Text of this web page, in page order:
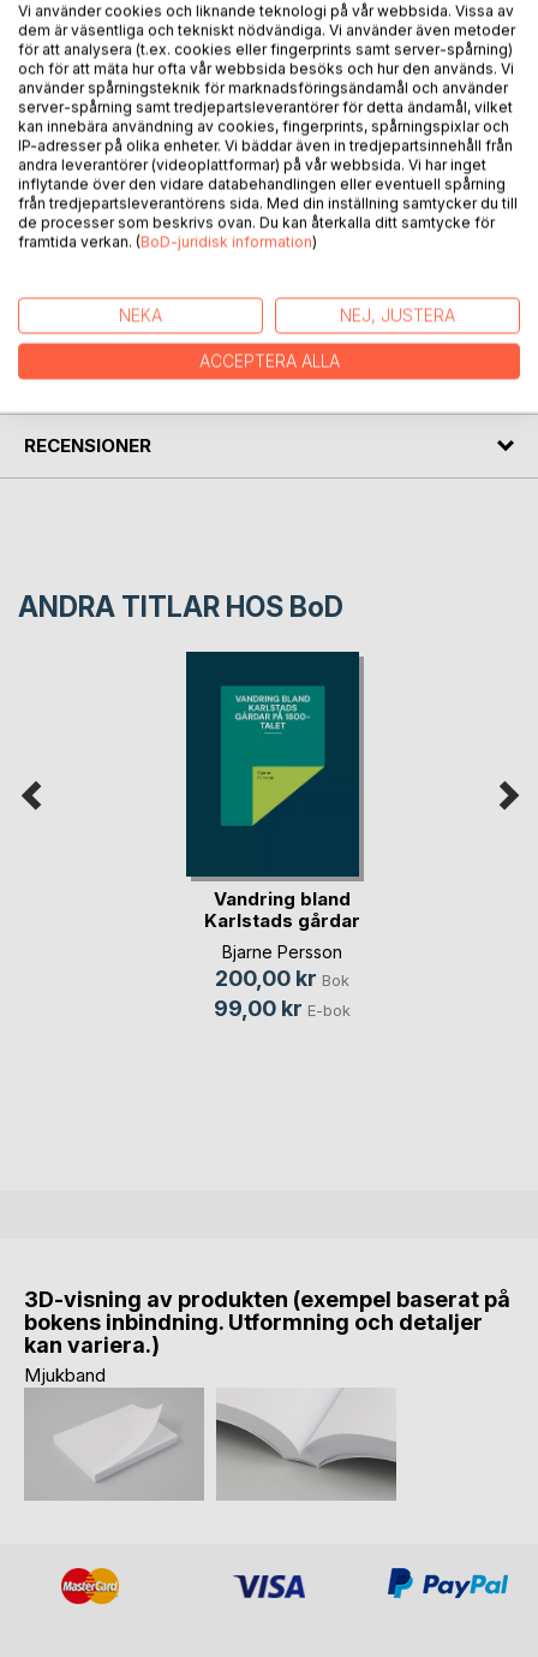
BESKRIVNING
Denna bok utgör en del av min planerade bokutgivning om
mina skogsfinska anor.
Här beskrivs nybyggare i Hedmark fylke och deras
ättlingar, såsom Räisäinen, Raatikainen, Vappuinen, Mullikka,
Purainen, Liitiäinen och Tossavainen.
FÖRFATTARE
KOMMENTARER I PRESSEN
RECENSIONER
ANDRA TITLAR HOS BoD
Vandring bland
Karlstads gårdar
på(...)
Bjarne Persson
200,00 kr Bok
99,00 kr E-bok
3D-visning av produkten (exempel baserat på
bokens inbindning. Utformning och detaljer
kan variera.)
Mjukband
Vi använder cookies och liknande teknologi på vår webbsida. Vissa av
dem är väsentliga och tekniskt nödvändiga. Vi använder även metoder
för att analysera (t.ex. cookies eller fingerprints samt server-spårning)
och för att mäta hur ofta vår webbsida besöks och hur den används. Vi
använder spårningsteknik för marknadsföringsändamål och använder
server-spårning samt tredjepartsleverantörer för detta ändamål, vilket
kan innebära användning av cookies, fingerprints, spårningspixlar och
IP-adresser på olika enheter. Vi bäddar även in tredjepartsinnehåll från
andra leverantörer (videoplattformar) på vår webbsida. Vi har inget
inflytande över den vidare databehandlingen eller eventuell spårning
från tredjepartsleverantörens sida. Med din inställning samtycker du till
de processer som beskrivs ovan. Du kan återkalla ditt samtycke för
framtida verkan. (BoD-juridisk information)
NEKA NEJ, JUSTERA
ACCEPTERA ALLA